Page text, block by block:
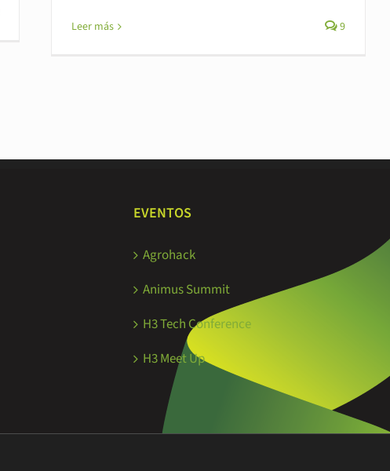
Leer más 9
EVENTOS
Agrohack
Animus Summit
H3 Tech Conference
H3 Meet Up